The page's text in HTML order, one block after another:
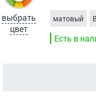
выбрать
цвет
матовый
Есть в